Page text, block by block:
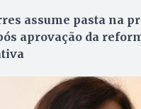
assume pasta na
aprovação da